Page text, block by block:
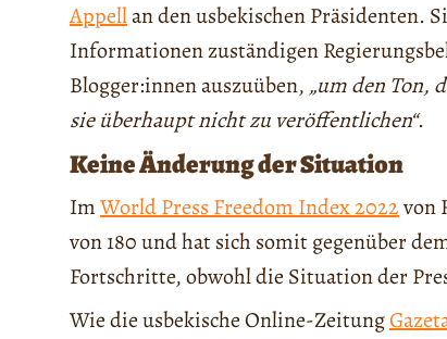
Appellan den usbekischen Präsidenten.
Informationen zuständigen
Blogger:innen auszuüben,„um den Ton,
sie überhaupt nicht zu veröffentlichen“.
Keine Änderung der Situation
ImWorld Press Freedom Index 2022von
von 180 und hat sich somit gegenüber
Fortschritte, obwohl die Situation der
Wie die usbekische Online-Zeitung